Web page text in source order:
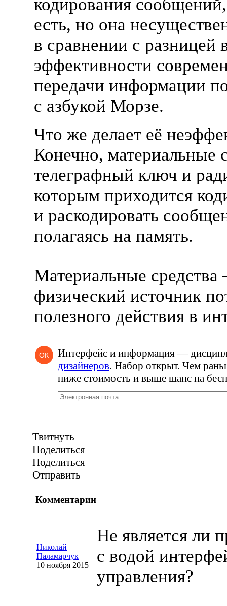
кодирования
есть, но она
в сравнении с разницей
эффективности
передачи информации
с азбукой Морзе.
Что же делает её
Конечно, материальные
телеграфный ключ и
которым приходится
и раскодировать
полагаясь на память.
Материальные
физический источник
полезного действия в
ОК
Интерфейс и информация —
дизайнеров. Набор открыт. Чем
ниже стоимость и выше шанс на
Твитнуть
Поделиться
Поделиться
Отправить
Комментарии
Николай
Паламарчук
10 ноября 2015
Не является ли
с водой
управления?